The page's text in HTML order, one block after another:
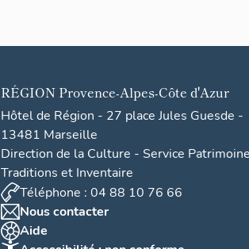
RÉGION Provence-Alpes-Côte d'Azur
Hôtel de Région - 27 place Jules Guesde -
13481 Marseille
Direction de la Culture - Service Patrimoine
Traditions et Inventaire
Téléphone : 04 88 10 76 66
Nous contacter
Aide